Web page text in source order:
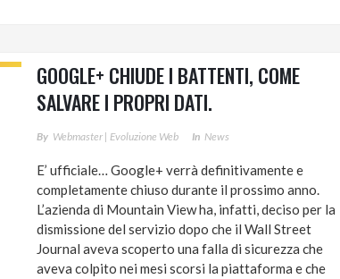
GOOGLE+ CHIUDE I BATTENTI, COME
SALVARE I PROPRI DATI.
By Webmaster | Evoluzione Web In News
E’ ufficiale… Google+ verrà definitivamente e
completamente chiuso durante il prossimo anno.
L’azienda di Mountain View ha, infatti, deciso per la
dismissione del servizio dopo che il Wall Street
Journal aveva scoperto una falla di sicurezza che
aveva colpito nei mesi scorsi la piattaforma e che